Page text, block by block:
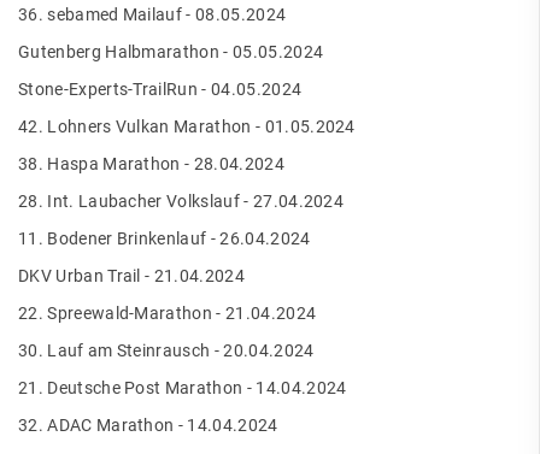
36. sebamed Mailauf - 08.05.2024
Gutenberg Halbmarathon - 05.05.2024
Stone-Experts-TrailRun - 04.05.2024
42. Lohners Vulkan Marathon - 01.05.2024
38. Haspa Marathon - 28.04.2024
28. Int. Laubacher Volkslauf - 27.04.2024
11. Bodener Brinkenlauf - 26.04.2024
DKV Urban Trail - 21.04.2024
22. Spreewald-Marathon - 21.04.2024
30. Lauf am Steinrausch - 20.04.2024
21. Deutsche Post Marathon - 14.04.2024
32. ADAC Marathon - 14.04.2024